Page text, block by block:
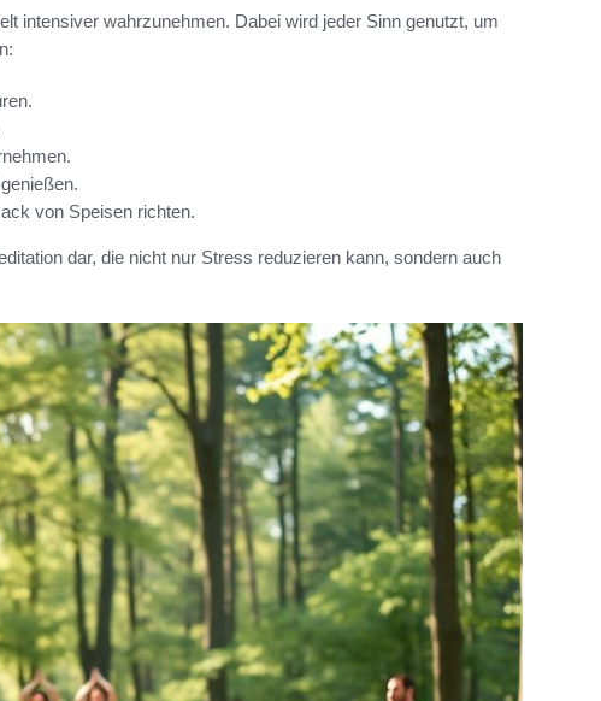
intensiver wahrzunehmen. Dabei wird jeder Sinn genutzt, um
von Speisen richten.
dar, die nicht nur Stress reduzieren kann, sondern auch